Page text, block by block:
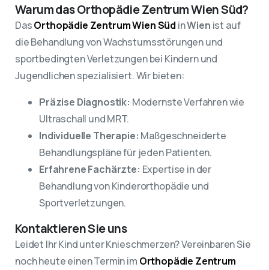
Warum das Orthopädie Zentrum Wien Süd?
DasOrthopädie Zentrum Wien Süd inWien ist auf
die Behandlung von Wachstumsstörungen und
sportbedingten Verletzungen bei Kindern und
Jugendlichen spezialisiert. Wir bieten:
Präzise Diagnostik: Modernste Verfahren wie
Ultraschall und MRT.
Individuelle Therapie: Maßgeschneiderte
Behandlungspläne für jeden Patienten.
Erfahrene Fachärzte: Expertise in der
Behandlung von Kinderorthopädie und
Sportverletzungen.
Kontaktieren Sie uns
Leidet Ihr Kind unter Knieschmerzen? Vereinbaren Sie
noch heute einen Termin im Orthopädie Zentrum